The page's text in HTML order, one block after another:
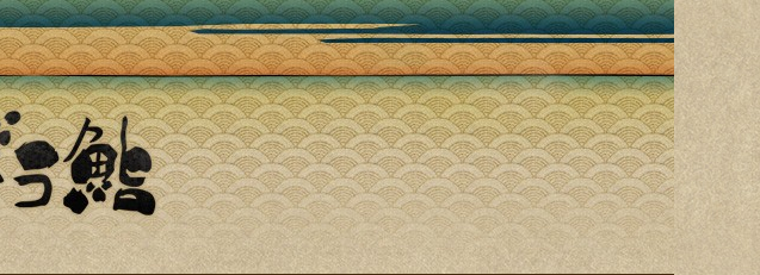
谷三丁目で味わえ